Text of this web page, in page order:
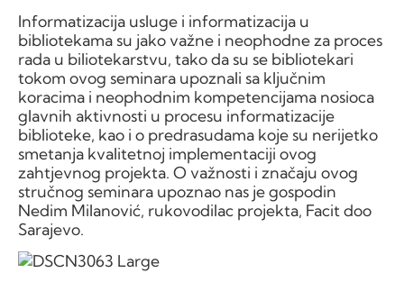
Informatizacija usluge i informatizacija u
bibliotekama su jako važne i neophodne za proces
rada u biliotekarstvu, tako da su se bibliotekari
tokom ovog seminara upoznali sa ključnim
koracima i neophodnim kompetencijama nosioca
glavnih aktivnosti u procesu informatizacije
biblioteke, kao i o predrasudama koje su nerijetko
smetanja kvalitetnoj implementaciji ovog
zahtjevnog projekta. O važnosti i značaju ovog
stručnog seminara upoznao nas je gospodin
Nedim Milanović, rukovodilac projekta, Facit doo
Sarajevo.